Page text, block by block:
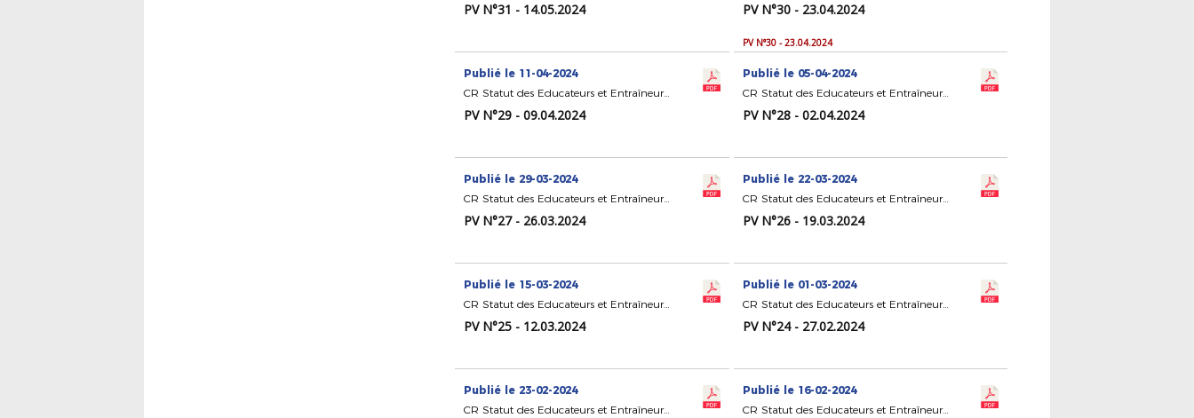
PV N°31 - 14.05.2024 PV N°30 - 23.04.2024
PV N°30 - 23.04.2024
Publié le 11-04-2024
CR Statut des Educateurs et Entraîneurs de Football
PV N°29 - 09.04.2024
Publié le 05-04-2024
CR Statut des Educateurs et Entraîneurs de Football
PV N°28 - 02.04.2024
Publié le 29-03-2024
CR Statut des Educateurs et Entraîneurs de Football
PV N°27 - 26.03.2024
Publié le 22-03-2024
CR Statut des Educateurs et Entraîneurs de Football
PV N°26 - 19.03.2024
Publié le 15-03-2024
CR Statut des Educateurs et Entraîneurs de Football
PV N°25 - 12.03.2024
Publié le 01-03-2024
CR Statut des Educateurs et Entraîneurs de Football
PV N°24 - 27.02.2024
Publié le 23-02-2024
CR Statut des Educateurs et Entraîneurs de Football
Publié le 16-02-2024
CR Statut des Educateurs et Entraîneurs de Football